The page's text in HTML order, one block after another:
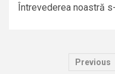
Întrevederea noastră
Posts
Previous